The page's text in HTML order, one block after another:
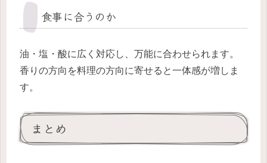
食事に合うのか
油・塩・酸に広く対応し、万能に合わせられます。
香りの方向を料理の方向に寄せると一体感が増しま
す。
まとめ